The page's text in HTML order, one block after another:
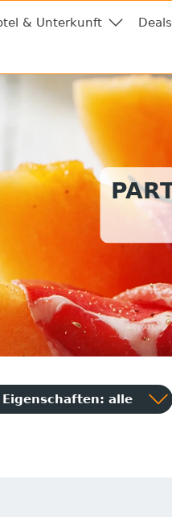
& Unterkunft Deals
Eigenschaften: alle